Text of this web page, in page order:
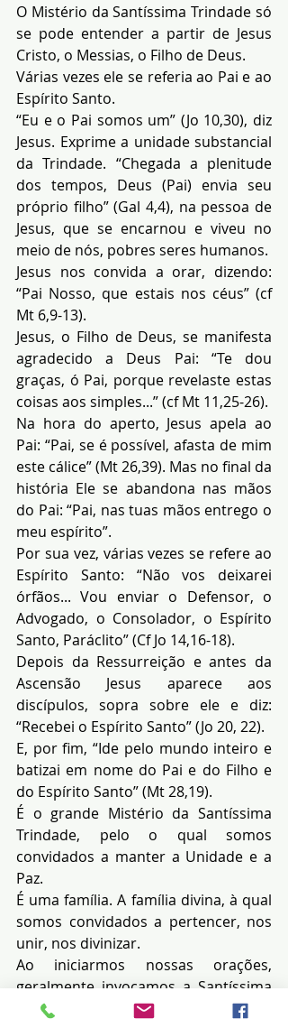
O Mistério da Santíssima Trindade só
se pode entender a partir de Jesus
Cristo, o Messias, o Filho de Deus.
Várias vezes ele se referia ao Pai e ao
Espírito Santo.
“Eu e o Pai somos um” (Jo 10,30), diz
Jesus. Exprime a unidade substancial
da Trindade. “Chegada a plenitude
dos tempos, Deus (Pai) envia seu
próprio filho” (Gal 4,4), na pessoa de
Jesus, que se encarnou e viveu no
meio de nós, pobres seres humanos.
Jesus nos convida a orar, dizendo:
“Pai Nosso, que estais nos céus” (cf
Mt 6,9-13).
Jesus, o Filho de Deus, se manifesta
agradecido a Deus Pai: “Te dou
graças, ó Pai, porque revelaste estas
coisas aos simples...” (cf Mt 11,25-26).
Na hora do aperto, Jesus apela ao
Pai: “Pai, se é possível, afasta de mim
este cálice” (Mt 26,39). Mas no final da
história Ele se abandona nas mãos
do Pai: “Pai, nas tuas mãos entrego o
meu espírito”.
Por sua vez, várias vezes se refere ao
Espírito Santo: “Não vos deixarei
órfãos... Vou enviar o Defensor, o
Advogado, o Consolador, o Espírito
Santo, Paráclito” (Cf Jo 14,16-18).
Depois da Ressurreição e antes da
Ascensão Jesus aparece aos
discípulos, sopra sobre ele e diz:
“Recebei o Espírito Santo” (Jo 20, 22).
E, por fim, “Ide pelo mundo inteiro e
batizai em nome do Pai e do Filho e
do Espírito Santo” (Mt 28,19).
É o grande Mistério da Santíssima
Trindade, pelo o qual somos
convidados a manter a Unidade e a
Paz.
É uma família. A família divina, à qual
somos convidados a pertencer, nos
unir, nos divinizar.
Ao iniciarmos nossas orações,
geralmente invocamos a Santíssima
Trindade.